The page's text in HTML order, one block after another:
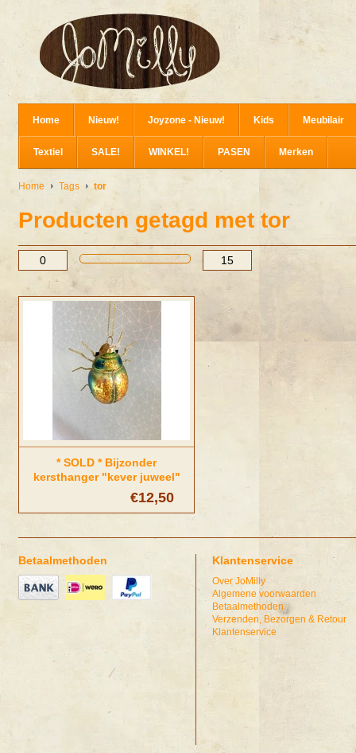
Home Nieuw! Joyzone - Nieuw! Kids Meubilair
Textiel SALE! WINKEL! PASEN Merken
Home Tags tor
Producten getagd met tor
* SOLD * Bijzonder
kersthanger "kever juweel"
€12,50
Betaalmethoden Klantenservice
Over JoMilly
Algemene voorwaarden
Betaalmethoden
Verzenden, Bezorgen & Retour
Klantenservice